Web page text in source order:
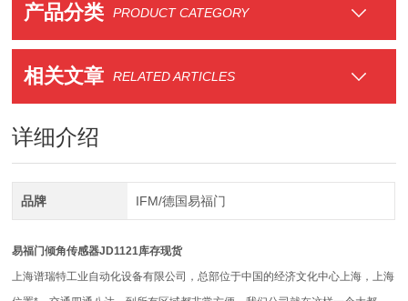
产品分类 PRODUCT CATEGORY
相关文章 RELATED ARTICLES
详细介绍
品牌 IFM/德国易福门
易福门倾角传感器JD1121库存现货
上海谱瑞特工业自动化设备有限公司，总部位于中国的经济文化中心上海，上海